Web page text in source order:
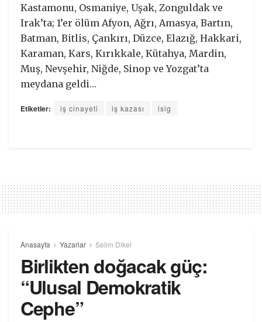
Kastamonu, Osmaniye, Uşak, Zonguldak ve
Irak’ta; 1’er ölüm Afyon, Ağrı, Amasya, Bartın,
Batman, Bitlis, Çankırı, Düzce, Elazığ, Hakkari,
Karaman, Kars, Kırıkkale, Kütahya, Mardin,
Muş, Nevşehir, Niğde, Sinop ve Yozgat’ta
meydana geldi…
Etiketler: iş cinayeti iş kazası isig
Anasayfa Yazarlar Selim Dikel
Birlikten doğacak güç:
“Ulusal Demokratik
Cephe”